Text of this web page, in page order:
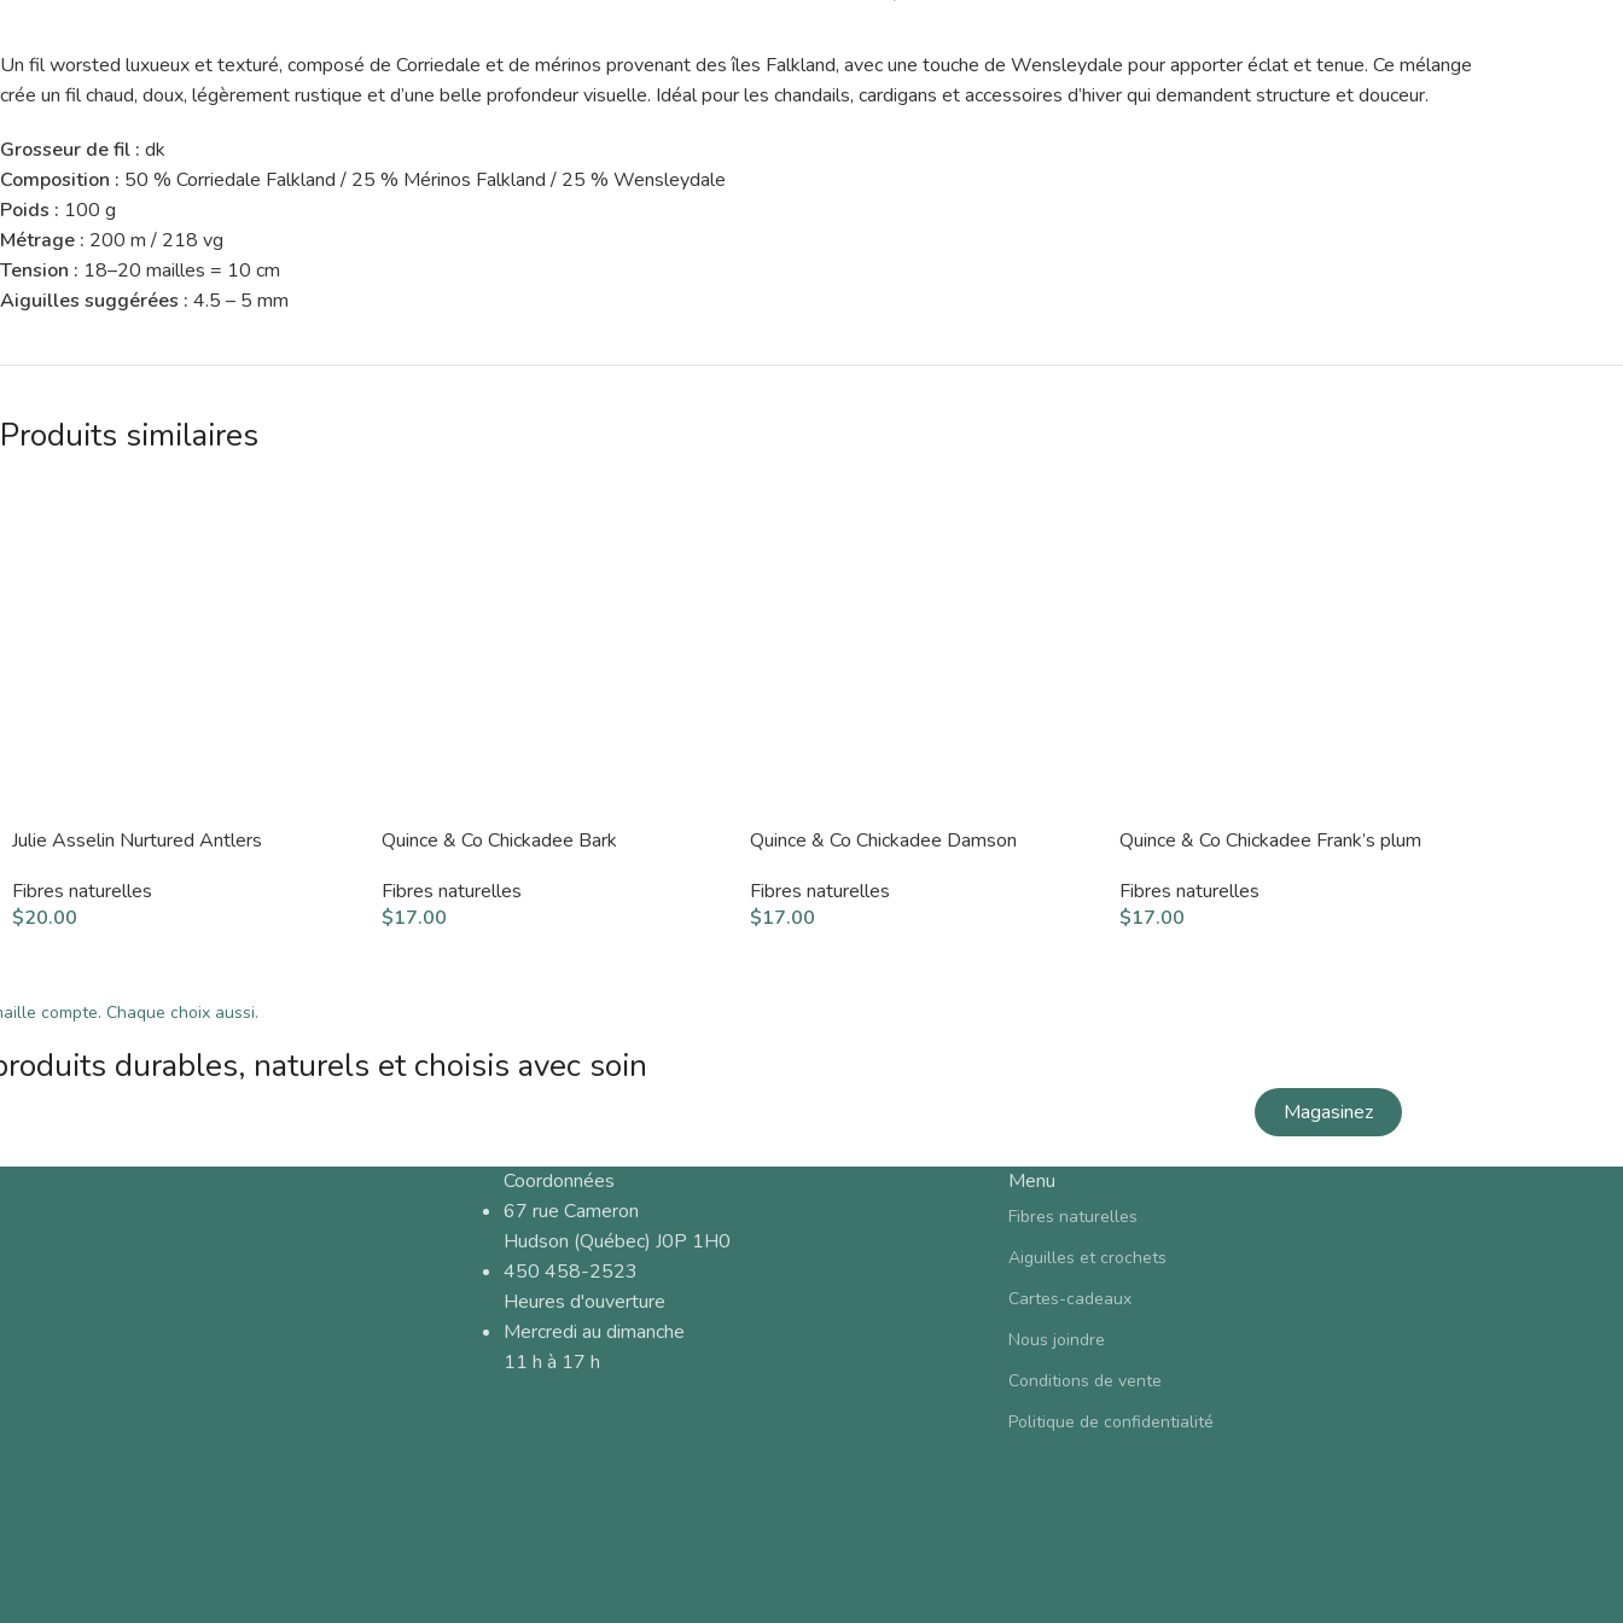
Un fil worsted luxueux et texturé, composé de Corriedale et de mérinos provenant des îles Falkland, avec une touche de Wensleydale pour apporter éclat et tenue. Ce mélange
crée un fil chaud, doux, légèrement rustique et d’une belle profondeur visuelle. Idéal pour les chandails, cardigans et accessoires d’hiver qui demandent structure et douceur.
Grosseur de fil : dk
Composition : 50 % Corriedale Falkland / 25 % Mérinos Falkland / 25 % Wensleydale
Poids : 100 g
Métrage : 200 m / 218 vg
Tension : 18–20 mailles = 10 cm
Aiguilles suggérées : 4.5 – 5 mm
Produits similaires
Julie Asselin Nurtured Antlers
Fibres naturelles
$20.00
Quince & Co Chickadee Bark
Fibres naturelles
$17.00
Quince & Co Chickadee Damson
Fibres naturelles
$17.00
Quince & Co Chickadee Frank’s plum
Fibres naturelles
$17.00
compte. Chaque choix aussi.
durables, naturels et choisis avec soin
Magasinez
Coordonnées
67 rue Cameron
Hudson (Québec) J0P 1H0
450 458-2523
Heures d'ouverture
Mercredi au dimanche
11 h à 17 h
Menu
Fibres naturelles
Aiguilles et crochets
Cartes-cadeaux
Nous joindre
Conditions de vente
Politique de confidentialité